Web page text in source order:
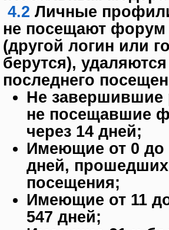
4.2 Личные
не посещают
(другой логин или
берутся),
последнего
Не завершившие
не посещавшие
через 14 дней;
Имеющие от 0 до
дней, прошедших
посещения;
Имеющие от 11
547 дней;